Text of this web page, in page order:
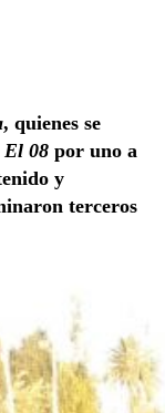
, quienes se
El 08 por uno a
y
terceros